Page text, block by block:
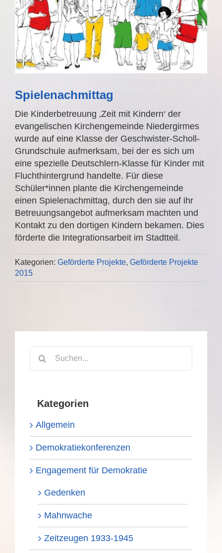
Spielenachmittag
Die Kinderbetreuung ‚Zeit mit Kindern‘ der
evangelischen Kirchengemeinde Niedergirmes
wurde auf eine Klasse der Geschwister-Scholl-
Grundschule aufmerksam, bei der es sich um
eine spezielle Deutschlern-Klasse für Kinder mit
Fluchthintergrund handelte. Für diese
Schüler*innen plante die Kirchengemeinde
einen Spielenachmittag, durch den sie auf ihr
Betreuungsangebot aufmerksam machten und
Kontakt zu den dortigen Kindern bekamen. Dies
förderte die Integrationsarbeit im Stadtteil.
Kategorien: Geförderte Projekte, Geförderte Projekte
2015
nach:
Kategorien
Allgemein
Demokratiekonferenzen
Engagement für Demokratie
Gedenken
Mahnwache
Zeitzeugen 1933-1945